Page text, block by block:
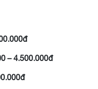
– 4.500.000đ